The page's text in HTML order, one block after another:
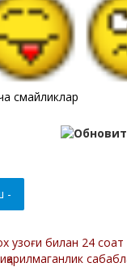
смайликлар
узоғи билан 24